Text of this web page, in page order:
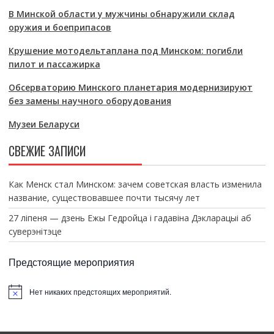
В Минской области у мужчины обнаружили склад
оружия и боеприпасов
Крушение мотодельтаплана под Минском: погибли
пилот и пассажирка
Обсерваторию Минского планетария модернизируют
без замены научного оборудования
Музеи Беларуси
СВЕЖИЕ ЗАПИСИ
Как Менск стал Минском: зачем советская власть изменила
название, существовавшее почти тысячу лет
27 ліпеня — дзень Ежы Гедройца і гадавіна Дэкларацыі аб
суверэнітэце
Предстоящие мероприятия
Нет никаких предстоящих мероприятий.